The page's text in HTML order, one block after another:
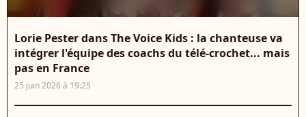
Lorie Pester dans The Voice Kids : la chanteuse va
intégrer l'équipe des coachs du télé-crochet... mais
pas en France
25 juin 2026 à 19:25